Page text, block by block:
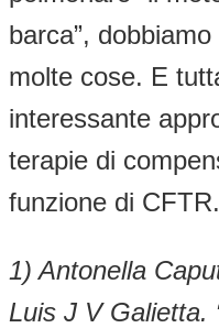
barca”,
molte cose. E
interessante
terapie di
funzione di CFTR.
1) Antonella
Luis J V Galietta.